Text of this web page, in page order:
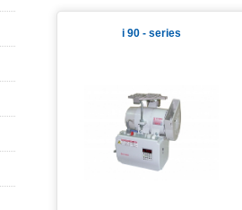
i 90 - series